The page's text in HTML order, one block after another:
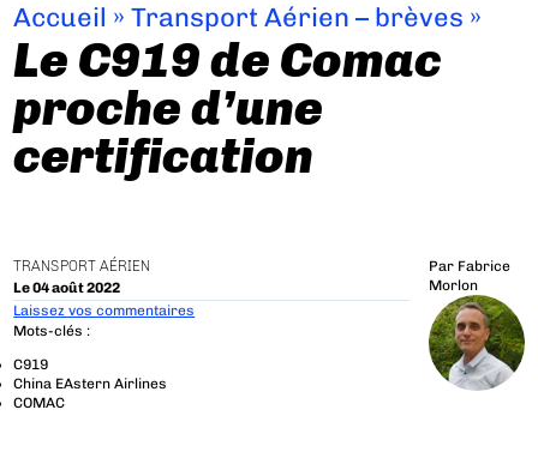
Accueil »Transport Aérien – brèves »
Le C919 de Comac
proche d’une
certification
TRANSPORT AÉRIEN
Le 04 août 2022
Par Fabrice
Morlon
Laissez vos commentaires
Mots-clés :
C919
China EAstern Airlines
COMAC